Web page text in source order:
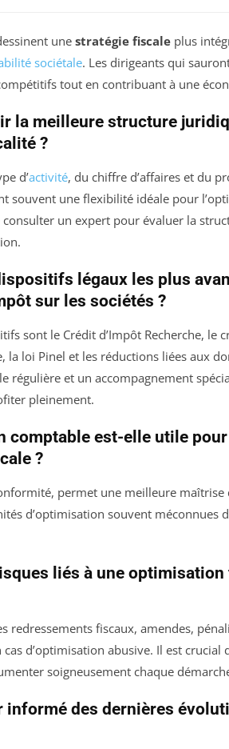
une stratégie fiscale plus
sociétale. Les dirigeants qui
tout en contribuant à une
la meilleure structure
?
d’activité, du chiffre d’affaires et du
souvent une flexibilité idéale pour
un expert pour évaluer la
légaux les plus
sur les sociétés ?
sont le Crédit d’Impôt Recherche, le
la loi Pinel et les réductions liées aux
régulière et un accompagnement
pleinement.
comptable est-elle utile
?
permet une meilleure maîtrise
d’optimisation souvent méconnues
liés à une
redressements fiscaux, amendes,
d’optimisation abusive. Il est crucial
soigneusement chaque
informé des dernières